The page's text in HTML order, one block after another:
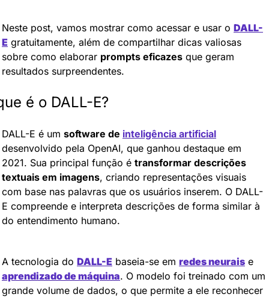
Neste post, vamos mostrar como acessar e usar o DALL-
E gratuitamente, além de compartilhar dicas valiosas
sobre como elaborar prompts eficazes que geram
resultados surpreendentes.
é o DALL-E?
DALL-E é um software de inteligência artificial
desenvolvido pela OpenAI, que ganhou destaque em
2021. Sua principal função é transformar descrições
textuais em imagens, criando representações visuais
com base nas palavras que os usuários inserem. O DALL-
E compreende e interpreta descrições de forma similar à
do entendimento humano.
A tecnologia do DALL-E baseia-se em redes neurais
aprendizado de máquina. O modelo foi treinado com um
grande volume de dados, o que permite a ele reconhecer